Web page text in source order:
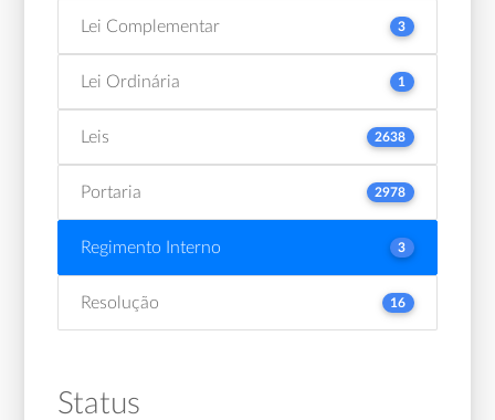
Lei Complementar 3
Lei Ordinária 1
Leis 2638
Portaria 2978
Regimento Interno 3
Resolução 16
Status